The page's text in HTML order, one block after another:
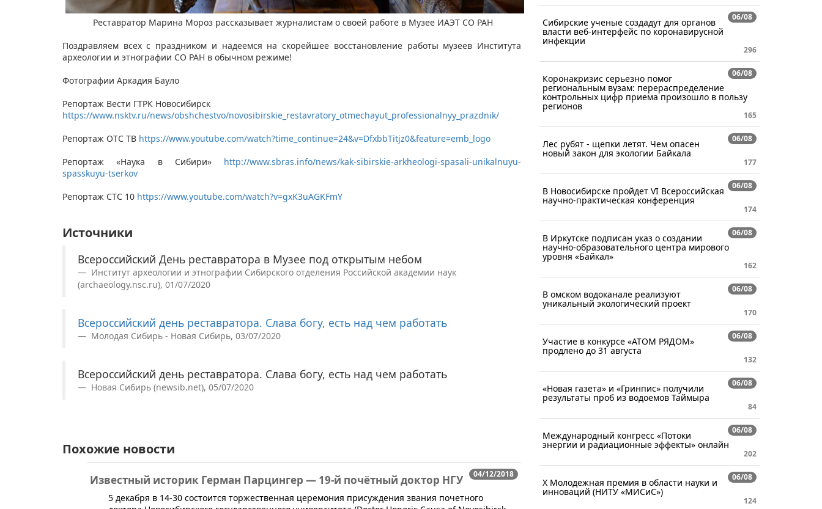
Реставратор Марина Мороз рассказывает журналистам о своей работе в Музее ИАЭТ СО РАН​
Поздравляем всех с праздником и надеемся на скорейшее восстановление работы музеев Института
археологии и этнографии СО РАН в обычном режиме!
Фотографии Аркадия Бауло
Репортаж Вести ГТРК Новосибирск
https://www.nsktv.ru/news/obshchestvo/novosibirskie_restavratory_otmechayut_professionalnyy_prazdnik/ ​
Репортаж ОТС ТВ https://www.youtube.com/watch?time_continue=24&v=DfxbbTitjz0&feature=emb_logo ​
Репортаж «Наука в Сибири» http://www.sbras.info/news/kak-sibirskie-arkheologi-spasali-unikalnuyu-
spasskuyu-tserkov
Репортаж СТС 10 https://www.youtube.com/watch?v=gxK3uAGKFmY
Источники
Всероссийский День реставратора в Музее под открытым небом
Институт археологии и этнографии Сибирского отделения Российской академии наук
(archaeology.nsc.ru), 01/07/2020
Всероссийский день реставратора. Слава богу, есть над чем работать
Молодая Сибирь - Новая Сибирь, 03/07/2020
Всероссийский день реставратора. Слава богу, есть над чем работать
Новая Сибирь (newsib.net), 05/07/2020
Похожие новости
04/12/2018
Известный историк Герман Парцингер — 19-й почётный доктор НГУ
​5 декабря в 14-30 состоится торжественная церемония присуждения звания почетного
06/08
Сибирские ученые создадут для органов
власти веб-интерфейс по коронавирусной
инфекции
296
06/08
Коронакризис серьезно помог
региональным вузам: перераспределение
контрольных цифр приема произошло в пользу
регионов
165
06/08
Лес рубят - щепки летят. Чем опасен
новый закон для экологии Байкала
177
06/08
В Новосибирске пройдет VI Всероссийская
научно-практическая конференция
174
06/08
В Иркутске подписан указ о создании
научно-образовательного центра мирового
уровня «Байкал»
162
06/08
В омском водоканале реализуют
уникальный экологический проект
170
06/08
Участие в конкурсе «АТОМ РЯДОМ»
продлено до 31 августа
132
06/08
«Новая газета» и «Гринпис» получили
результаты проб из водоемов Таймыра
84
06/08
Международный конгресс «Потоки
энергии и радиационные эффекты» онлайн
202
06/08
X Молодежная премия в области науки и
инноваций (НИТУ «МИСиС»)
124